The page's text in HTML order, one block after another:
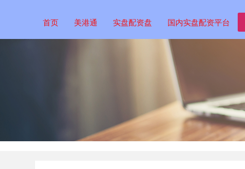
首页 美港通 实盘配资盘 国内实盘配资平台